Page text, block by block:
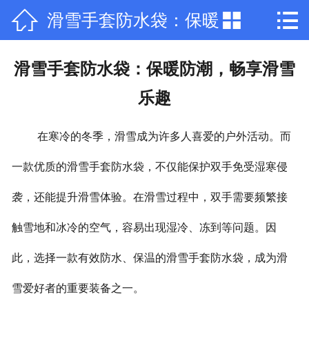
 网站首页
厂房厂景
在线留言
联系我们
 滑雪手套防水袋：保暖
防潮，畅享滑雪乐趣
 
滑雪手套防水袋：保暖防潮，畅享滑雪
乐趣
在寒冷的冬季，滑雪成为许多人喜爱的户外活动。而
一款优质的滑雪手套防水袋，不仅能保护双手免受湿寒侵
袭，还能提升滑雪体验。在滑雪过程中，双手需要频繁接
触雪地和冰冷的空气，容易出现湿冷、冻到等问题。因
此，选择一款有效防水、保温的滑雪手套防水袋，成为滑
雪爱好者的重要装备之一。